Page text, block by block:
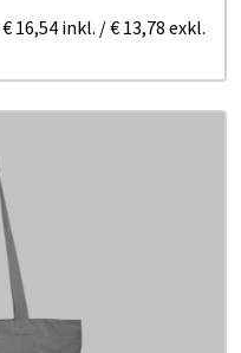
€ 16,54 inkl. /€ 13,78 exkl.